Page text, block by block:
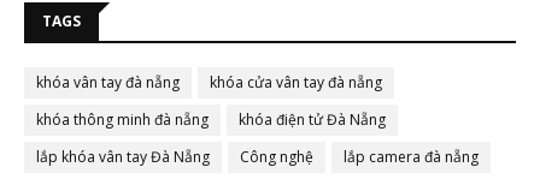
TAGS
khóa vân tay đà nẵng
khóa cửa vân tay đà nẵng
khóa thông minh đà nẵng
khóa điện tử Đà Nẵng
lắp khóa vân tay Đà Nẵng
Công nghệ
lắp camera đà nẵng